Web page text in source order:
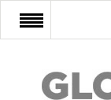
FŐOLDAL